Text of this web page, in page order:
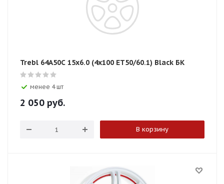
Trebl 64A50C 15x6.0 (4x100 ET50/60.1) Black БК
менее 4 шт
2 050 руб.
В корзину